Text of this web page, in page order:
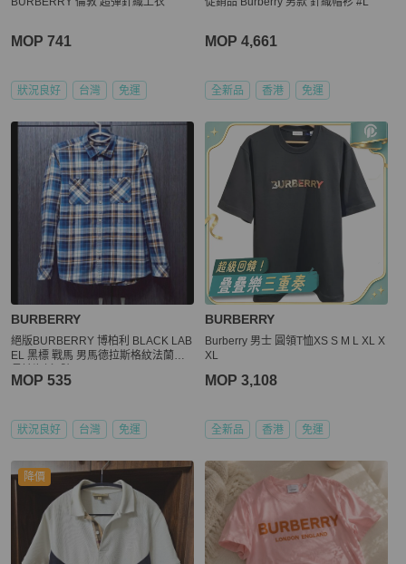
MOP 741
狀況良好 台灣 免運
MOP 4,661
全新品 香港 免運
BURBERRY
絕版BURBERRY 博柏利 BLACK LAB
EL 黑標 戰馬 男馬德拉斯格紋法蘭絨
MOP 535
狀況良好 台灣 免運
BURBERRY
Burberry 男士 圓領T恤XS S M L XL X
XL
MOP 3,108
全新品 香港 免運
降價